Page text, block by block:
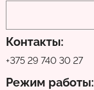
Контакты:
+375 29 740 30 27
Режим работы: